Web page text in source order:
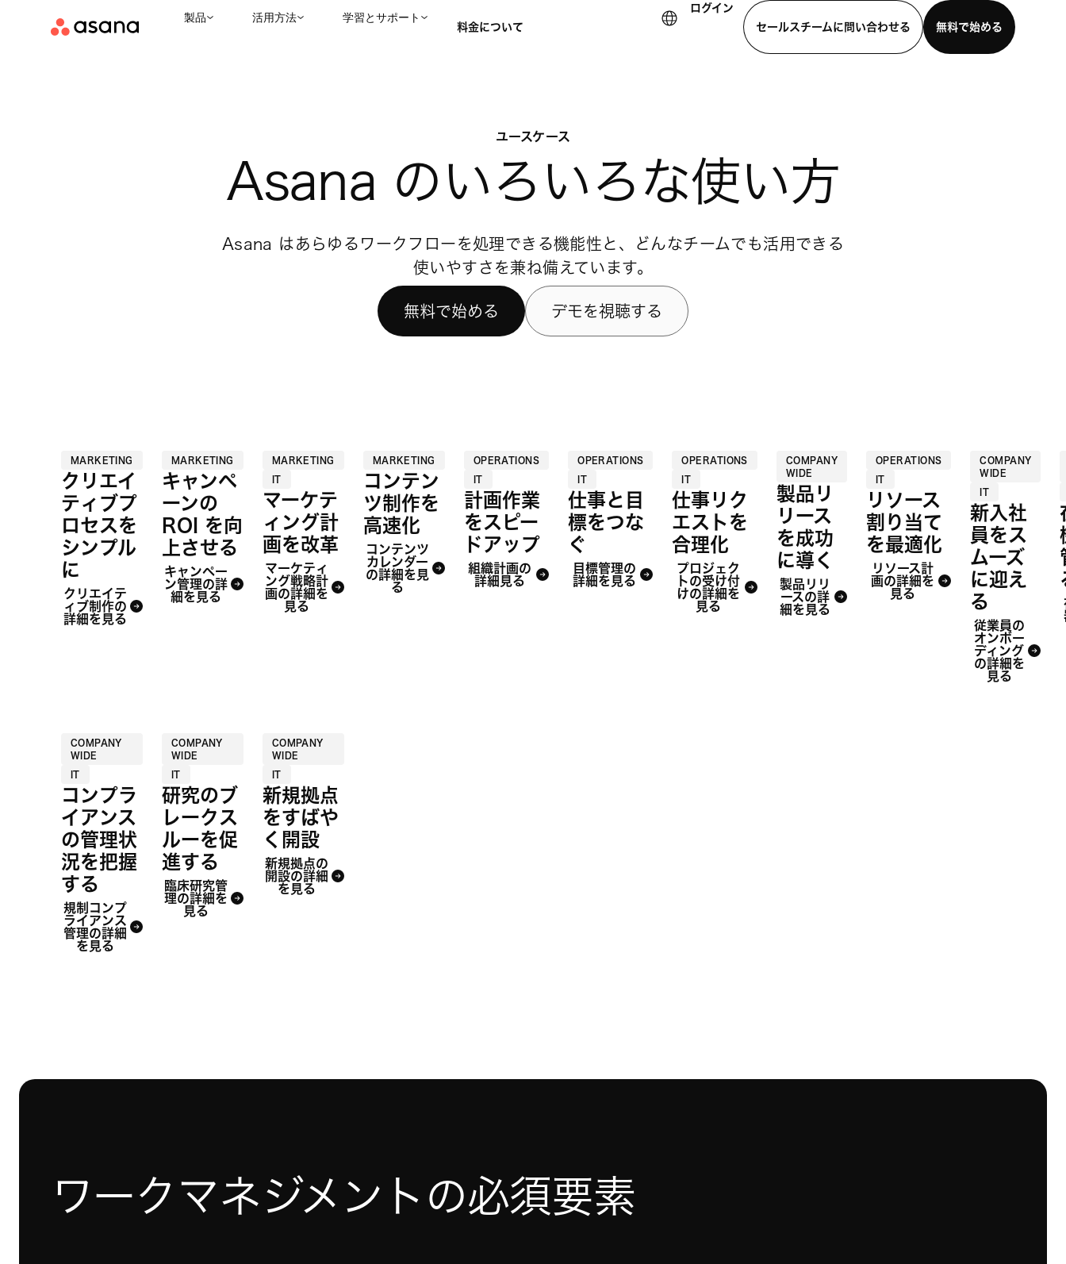
製品 活用方法 学習とサポート
料金について
ログイン
セールスチームに問い合わせる
無料で始める
ユースケース
Asana のいろいろな使い方
Asana はあらゆるワークフローを処理できる機能性と、どんなチームでも活用できる
使いやすさを兼ね備えています。
無料で始める デモを視聴する
MARKETING
クリエイ
ティブプ
ロセスを
シンプル
に
クリエイテ
ィブ制作の
詳細を見る
MARKETING
キャンペ
ーンの
ROI を向
上させる
キャンペー
ン管理の詳
細を見る
MARKETING
IT
マーケテ
ィング計
画を改革
マーケティ
ング戦略計
画の詳細を
見る
MARKETING
コンテン
ツ制作を
高速化
コンテンツ
カレンダー
の詳細を見
る
OPERATIONS
IT
計画作業
をスピー
ドアップ
組織計画の
詳細見る
OPERATIONS
IT
仕事と目
標をつな
ぐ
目標管理の
詳細を見る
OPERATIONS
IT
仕事リク
エストを
合理化
プロジェク
トの受け付
けの詳細を
見る
COMPANY
WIDE
製品リ
リース
を成功
に導く
製品リリ
ースの詳
細を見る
OPERATIONS
IT
リソース
割り当て
を最適化
リソース計
画の詳細を
見る
COMPANY
WIDE
IT
新入社
員をス
ムーズ
に迎え
る
従業員の
オンボー
ディング
の詳細を
見る
COMPANY
WIDE
IT
コンプラ
イアンス
の管理状
況を把握
する
規制コンプ
ライアンス
管理の詳細
を見る
COMPANY
WIDE
IT
研究のブ
レークス
ルーを促
進する
臨床研究管
理の詳細を
見る
COMPANY
WIDE
IT
新規拠点
をすばや
く開設
新規拠点の
開設の詳細
を見る
ワークマネジメントの必須要素